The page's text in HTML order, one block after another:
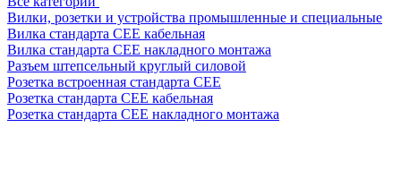
Вилки, розетки и устройства промышленные и специальные
Вилка стандарта CEE кабельная
Вилка стандарта CEE накладного монтажа
Разъем штепсельный круглый силовой
Розетка встроенная стандарта CEE
Розетка стандарта СЕЕ кабельная
Розетка стандарта СЕЕ накладного монтажа